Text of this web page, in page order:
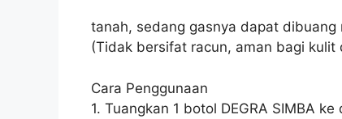
tanah, sedang gasnya dapat
(Tidak bersifat racun, aman bagi kulit
Cara Penggunaan
1. Tuangkan 1 botol DEGRA SIMBA